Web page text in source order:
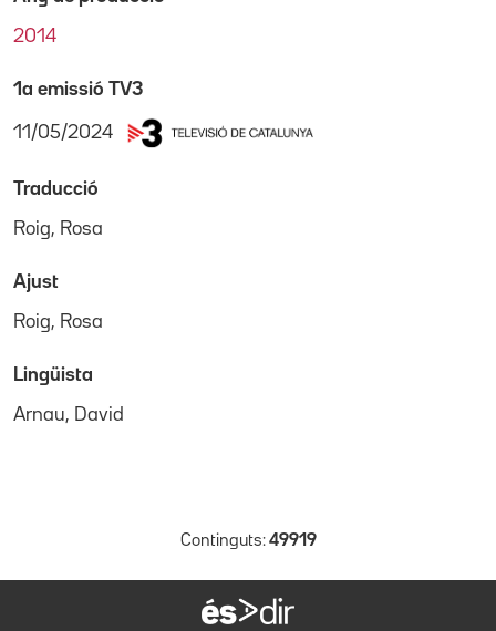
2014
1a emissió TV3
11/05/2024
Traducció
Roig, Rosa
Ajust
Roig, Rosa
Lingüista
Arnau, David
Continguts: 49919